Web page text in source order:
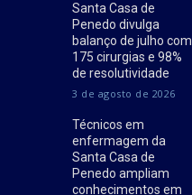
Santa Casa de
Penedo divulga
balanço de julho com
175 cirurgias e 98%
de resolutividade
3 de agosto de 2026
Técnicos em
enfermagem da
Santa Casa de
Penedo ampliam
conhecimentos em